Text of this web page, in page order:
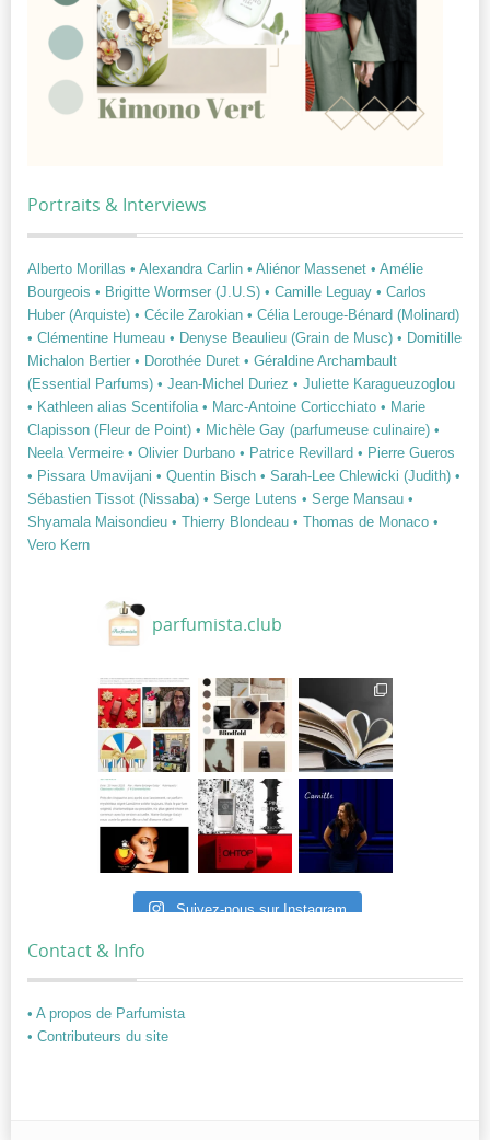
Portraits & Interviews
Alberto Morillas • Alexandra Carlin • Aliénor Massenet • Amélie
Bourgeois • Brigitte Wormser (J.U.S) • Camille Leguay • Carlos
Huber (Arquiste) • Cécile Zarokian • Célia Lerouge-Bénard (Molinard)
• Clémentine Humeau • Denyse Beaulieu (Grain de Musc) • Domitille
Michalon Bertier • Dorothée Duret • Géraldine Archambault
(Essential Parfums) • Jean-Michel Duriez • Juliette Karagueuzoglou
• Kathleen alias Scentifolia • Marc-Antoine Corticchiato • Marie
Clapisson (Fleur de Point) • Michèle Gay (parfumeuse culinaire) •
Neela Vermeire • Olivier Durbano • Patrice Revillard • Pierre Gueros
• Pissara Umavijani • Quentin Bisch • Sarah-Lee Chlewicki (Judith) •
Sébastien Tissot (Nissaba) • Serge Lutens • Serge Mansau •
Shyamala Maisondieu • Thierry Blondeau • Thomas de Monaco •
Vero Kern
parfumista.club
Suivez-nous sur Instagram
Contact & Info
• A propos de Parfumista
• Contributeurs du site